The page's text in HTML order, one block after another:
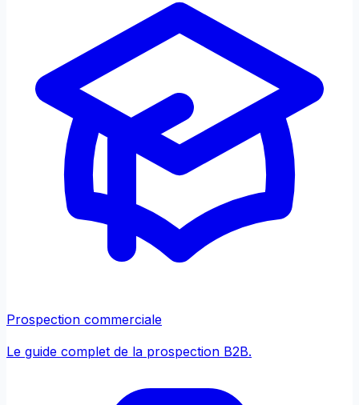
Prospection commerciale
Le guide complet de la prospection B2B.